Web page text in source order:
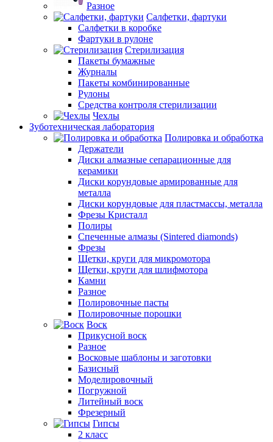
Разное
Салфетки, фартуки
Салфетки в коробке
Фартуки в рулоне
Стерилизация
Пакеты бумажные
Журналы
Пакеты комбинированные
Рулоны
Средства контроля стерилизации
Чехлы
Зуботехническая лаборатория
Полировка и обработка
Держатели
Диски алмазные сепарационные для
керамики
Диски корундовые армированные для
металла
Диски корундовые для пластмассы, металла
Фрезы Кристалл
Полиры
Спеченные алмазы (Sintered diamonds)
Фрезы
Щетки, круги для микромотора
Щетки, круги для шлифмотора
Камни
Разное
Полировочные пасты
Полировочные порошки
Воск
Прикусной воск
Разное
Восковые шаблоны и заготовки
Базисный
Моделировочный
Погружной
Литейный воск
Фрезерный
Гипсы
2 класс